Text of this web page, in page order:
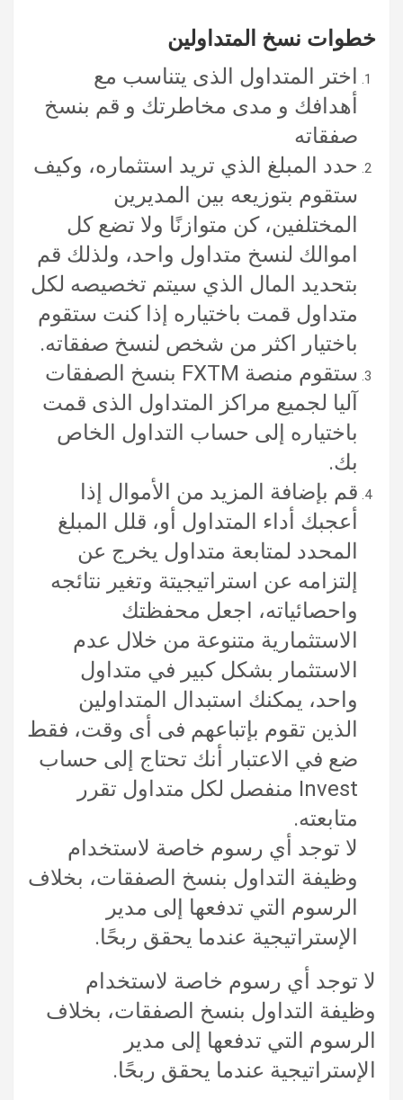
خطوات نسخ المتداولين
اختر المتداول الذى يتناسب مع
أهدافك و مدى مخاطرتك و قم بنسخ
صفقاته
حدد المبلغ الذي تريد استثماره، وكيف
ستقوم بتوزيعه بين المديرين
المختلفين، كن متوازنًا ولا تضع كل
اموالك لنسخ متداول واحد، ولذلك قم
بتحديد المال الذي سيتم تخصيصه لكل
متداول قمت باختياره إذا كنت ستقوم
باختيار اكثر من شخص لنسخ صفقاته.
ستقوم منصة FXTM بنسخ الصفقات
آليا لجميع مراكز المتداول الذى قمت
باختياره إلى حساب التداول الخاص
بك.
قم بإضافة المزيد من الأموال إذا
أعجبك أداء المتداول أو، قلل المبلغ
المحدد لمتابعة متداول يخرج عن
إلتزامه عن استراتيجيتة وتغير نتائجه
واحصائياته، اجعل محفظتك
الاستثمارية متنوعة من خلال عدم
الاستثمار بشكل كبير في متداول
واحد، يمكنك استبدال المتداولين
الذين تقوم بإتباعهم فى أى وقت، فقط
ضع في الاعتبار أنك تحتاج إلى حساب
Invest منفصل لكل متداول تقرر
متابعته.
لا توجد أي رسوم خاصة لاستخدام
وظيفة التداول بنسخ الصفقات، بخلاف
الرسوم التي تدفعها إلى مدير
الإستراتيجية عندما يحقق ربحًا.
لا توجد أي رسوم خاصة لاستخدام
وظيفة التداول بنسخ الصفقات، بخلاف
الرسوم التي تدفعها إلى مدير
الإستراتيجية عندما يحقق ربحًا.